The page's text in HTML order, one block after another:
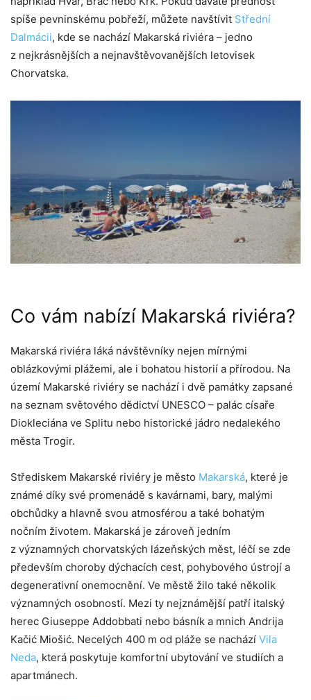
spíše pevninskému pobřeží, můžete navštívit Střední
Dalmácii, kde se nachází Makarská riviéra – jedno
z nejkrásnějších a nejnavštěvovanějších letovisek
Chorvatska.
Co vám nabízí Makarská riviéra?
Makarská riviéra láká návštěvníky nejen mírnými
oblázkovými plážemi, ale i bohatou historií a přírodou. Na
území Makarské riviéry se nachází i dvě památky zapsané
na seznam světového dědictví UNESCO – palác císaře
Diokleciána ve Splitu nebo historické jádro nedalekého
města Trogir.
Střediskem Makarské riviéry je město Makarská, které je
známé díky své promenádě s kavárnami, bary, malými
obchůdky a hlavně svou atmosférou a také bohatým
nočním životem. Makarská je zároveň jedním
z významných chorvatských lázeňských měst, léčí se zde
především choroby dýchacích cest, pohybového ústrojí a
degenerativní onemocnění. Ve městě žilo také několik
významných osobností. Mezi ty nejznámější patří italský
herec Giuseppe Addobbati nebo básník a mnich Andrija
Kačić Miošić. Necelých 400 m od pláže se nachází Vila
Neda, která poskytuje komfortní ubytování ve studiích a
apartmánech.